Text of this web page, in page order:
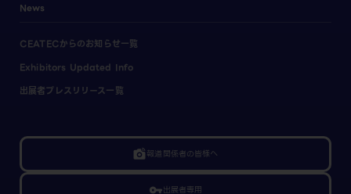
News
CEATECからのお知らせ一覧
Exhibitors Updated Info
出展者プレスリリース一覧
linked_camera報道関係者の皆様へ
vpn_key出展者専用